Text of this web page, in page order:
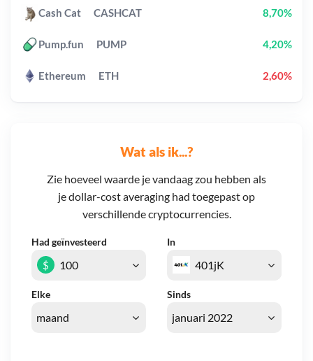
Wat als ik...?
Zie hoeveel waarde je vandaag zou hebben als
je dollar-cost averaging had toegepast op
verschillende cryptocurrencies.
Had geïnvesteerd In
Elke Sinds
$
Cash Cat CASHCAT 8,70%
Pump.fun PUMP 4,20%
Ethereum ETH 2,60%